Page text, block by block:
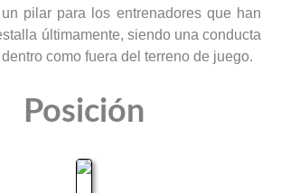
pilar para los entrenadores que han
últimamente, siendo una conducta
como fuera del terreno de juego.
Posición